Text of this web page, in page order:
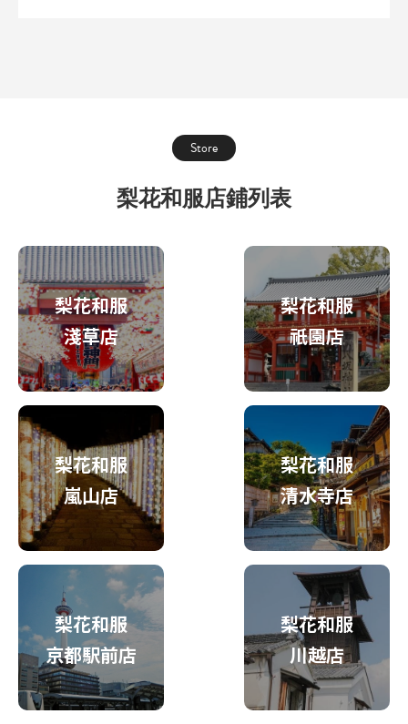
Store
梨花和服店鋪列表
梨花和服
淺草店
梨花和服
祇園店
梨花和服
嵐山店
梨花和服
清水寺店
梨花和服
京都駅前店
梨花和服
川越店